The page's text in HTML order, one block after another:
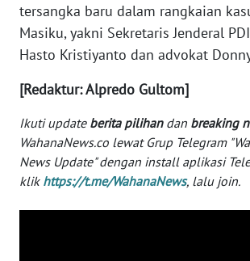
tersangka baru dalam rangkaian
Masiku, yakni Sekretaris Jenderal
Hasto Kristiyanto dan advokat
[Redaktur: Alpredo Gultom]
Ikuti update berita pilihandan breaking
WahanaNews.co lewat Grup Telegram
News Update" dengan install aplikasi
klik https://t.me/WahanaNews, lalu join.
SULTRA
NTB
WN
SULTENG